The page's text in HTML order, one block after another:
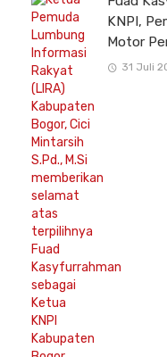
KNPI,
Motor
31 Juli